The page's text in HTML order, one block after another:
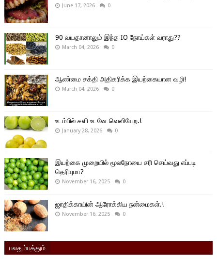
June 17, 2026 0
90 வயதானாலும் இந்த IO நோய்கள் வராது??
March 04, 2026 0
ஆண்மை சக்தி அதிகரிக்க இயற்கையான வழி!
March 04, 2026 0
உடம்பில் சளி உடனே வெளியேற.!
January 28, 2026 0
இயற்கை முறையில் மூலநோயை சரி செய்வது எப்படி
தெரியுமா?
November 16, 2025 0
ஜாதிக்காயின் ஆரோக்கிய நன்மைகள்.!
November 16, 2025 0
பலதும்பத்தும்